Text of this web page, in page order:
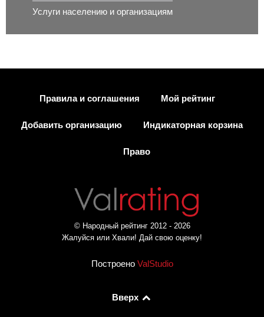
Услуги населению и организациям
Правила и соглашения Мой рейтинг
Добавить организацию Индикаторная корзина
Право
© Народный рейтинг 2012 - 2026
Жалуйся или Хвали! Дай свою оценку!
Построено ValStudio
Вверх